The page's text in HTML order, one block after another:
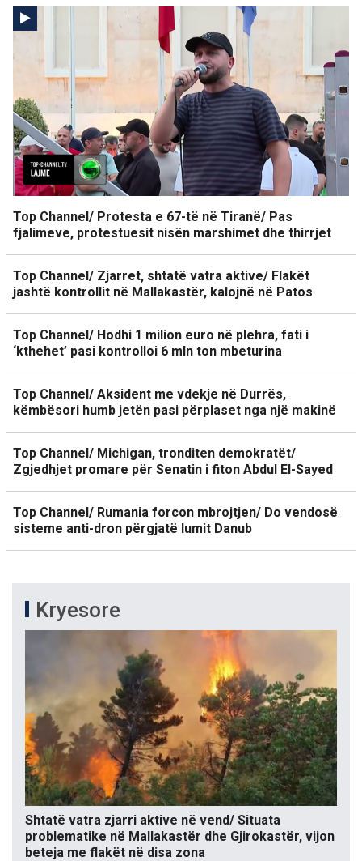
Top Channel/ Protesta e 67-të në Tiranë/ Pas
fjalimeve, protestuesit nisën marshimet dhe thirrjet
Top Channel/ Zjarret, shtatë vatra aktive/ Flakët
jashtë kontrollit në Mallakastër, kalojnë në Patos
Top Channel/ Hodhi 1 milion euro në plehra, fati i
‘kthehet’ pasi kontrolloi 6 mln ton mbeturina
Top Channel/ Aksident me vdekje në Durrës,
këmbësori humb jetën pasi përplaset nga një makinë
Top Channel/ Michigan, tronditen demokratët/
Zgjedhjet promare për Senatin i fiton Abdul El-Sayed
Top Channel/ Rumania forcon mbrojtjen/ Do vendosë
sisteme anti-dron përgjatë lumit Danub
Kryesore
Shtatë vatra zjarri aktive në vend/ Situata
problematike në Mallakastër dhe Gjirokastër, vijon
beteja me flakët në disa zona